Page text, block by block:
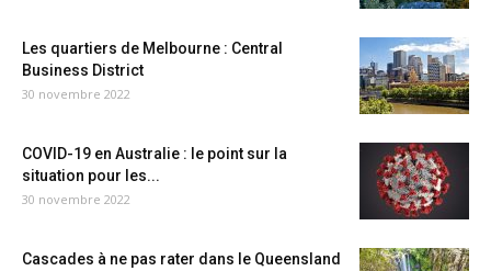
Les quartiers de Melbourne : Central
Business District
30 novembre 2022
COVID-19 en Australie : le point sur la
situation pour les...
30 novembre 2022
Cascades à ne pas rater dans le Queensland